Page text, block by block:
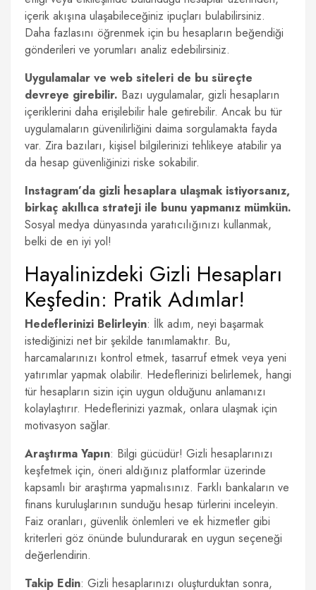
içerik akışına ulaşabileceğiniz ipuçları bulabilirsiniz.
Daha fazlasını öğrenmek için bu hesapların beğendiği
gönderileri ve yorumları analiz edebilirsiniz.
Uygulamalar ve web siteleri de bu süreçte
devreye girebilir. Bazı uygulamalar, gizli hesapların
içeriklerini daha erişilebilir hale getirebilir. Ancak bu tür
uygulamaların güvenilirliğini daima sorgulamakta fayda
var. Zira bazıları, kişisel bilgilerinizi tehlikeye atabilir ya
da hesap güvenliğinizi riske sokabilir.
Instagram’da gizli hesaplara ulaşmak istiyorsanız,
birkaç akıllıca strateji ile bunu yapmanız mümkün.
Sosyal medya dünyasında yaratıcılığınızı kullanmak,
belki de en iyi yol!
Hayalinizdeki Gizli Hesapları
Keşfedin: Pratik Adımlar!
Hedeflerinizi Belirleyin: İlk adım, neyi başarmak
istediğinizi net bir şekilde tanımlamaktır. Bu,
harcamalarınızı kontrol etmek, tasarruf etmek veya yeni
yatırımlar yapmak olabilir. Hedeflerinizi belirlemek, hangi
tür hesapların sizin için uygun olduğunu anlamanızı
kolaylaştırır. Hedeflerinizi yazmak, onlara ulaşmak için
motivasyon sağlar.
Araştırma Yapın: Bilgi gücüdür! Gizli hesaplarınızı
keşfetmek için, öneri aldığınız platformlar üzerinde
kapsamlı bir araştırma yapmalısınız. Farklı bankaların ve
finans kuruluşlarının sunduğu hesap türlerini inceleyin.
Faiz oranları, güvenlik önlemleri ve ek hizmetler gibi
kriterleri göz önünde bulundurarak en uygun seçeneği
değerlendirin.
Takip Edin: Gizli hesaplarınızı oluşturduktan sonra,